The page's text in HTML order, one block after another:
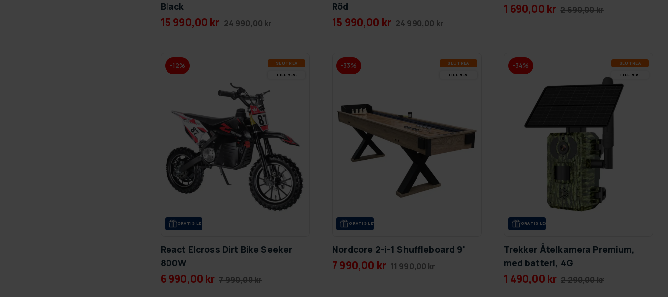
Black
15 990,00 kr 24 990,00 kr
Röd
15 990,00 kr 24 990,00 kr
1 690,00 kr 2 690,00 kr
-12% SLUT­REA
TILL 9.8.
GRA­TIS LE­VE­RANS
React Elcross Dirt Bike Seeker
800W
6 990,00 kr 7 990,00 kr
-33% SLUT­REA
TILL 9.8.
GRA­TIS LE­VE­RANS
Nordcore 2-i-1 Shuffleboard 9'
7 990,00 kr 11 990,00 kr
-34% SLUT­REA
TILL 9.8.
GRA­TIS LE­VE­RANS
Trekker Åtelkamera Premium,
med batteri, 4G
1 490,00 kr 2 290,00 kr